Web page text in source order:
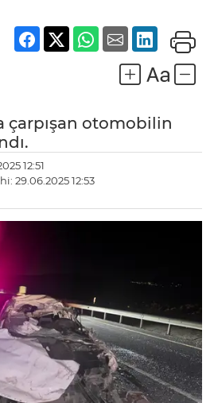
çarpışan otomobilin
12:51
29.06.2025 12:53